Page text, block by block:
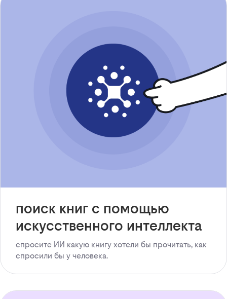
поиск книг с помощью
искусственного интеллекта
спросите ИИ какую книгу хотели бы прочитать, как
спросили бы у человека.